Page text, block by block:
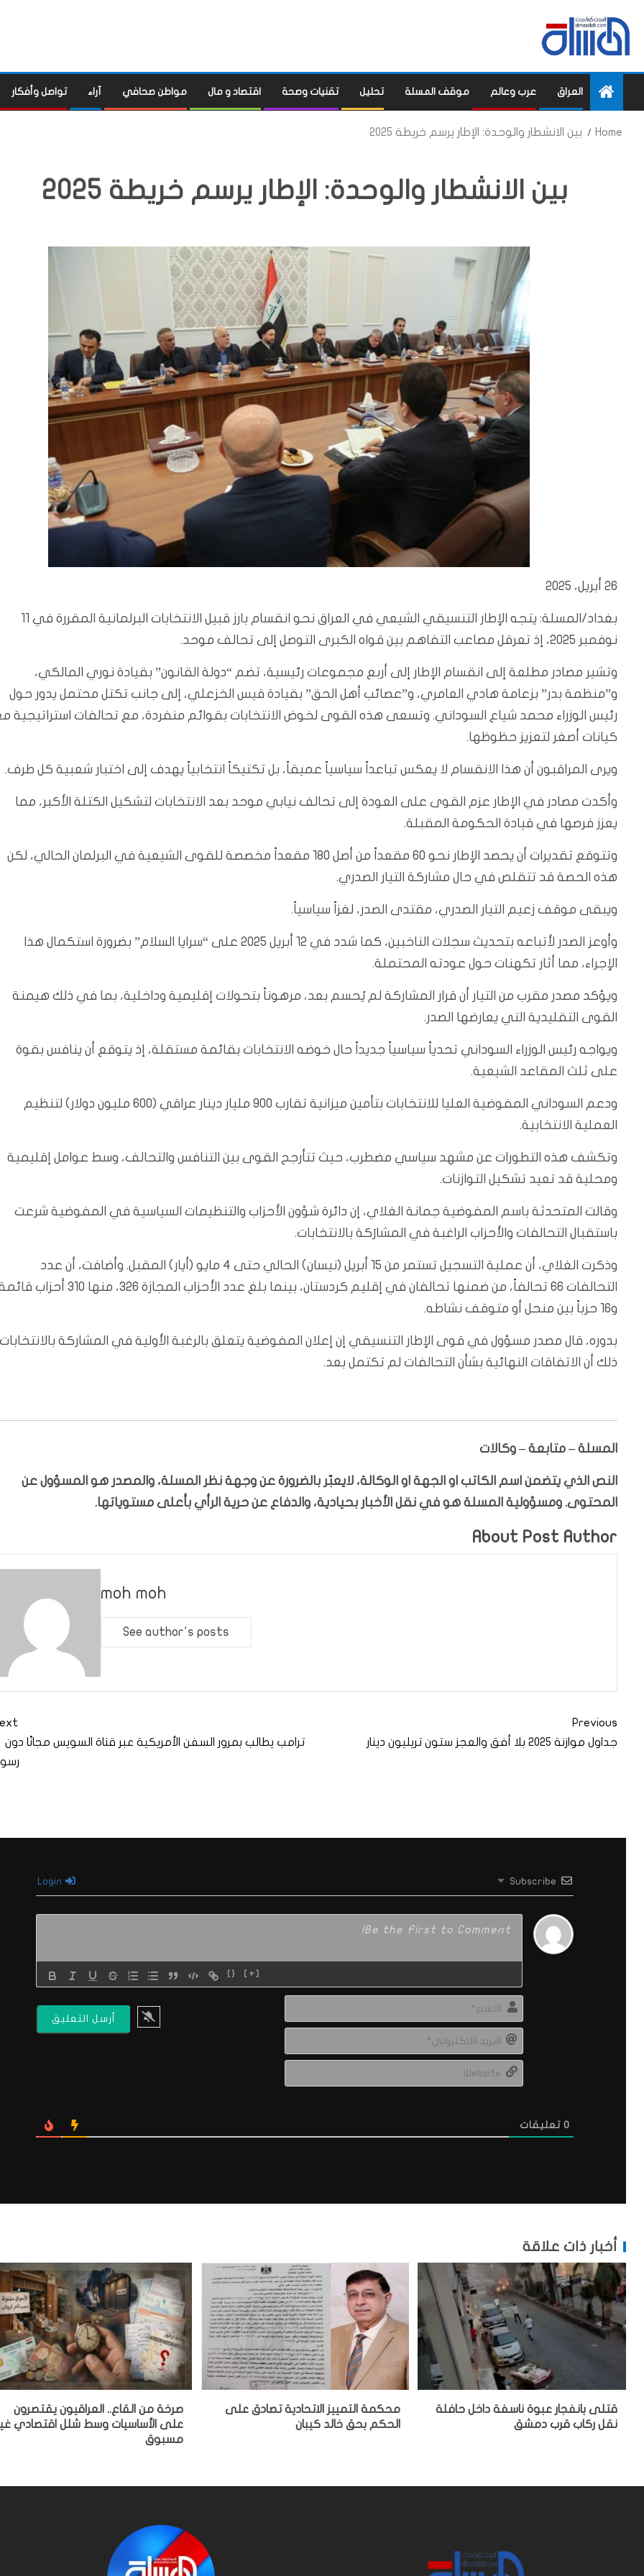
العراق عرب وعالم موقف المسلة تحليل تقنيات وصحة اقتصاد و مال مواطن صحافي آراء تواصل وأفكار
Home بين الانشطار والوحدة: الإطار يرسم خريطة 2025
بين الانشطار والوحدة: الإطار يرسم خريطة 2025
26 أبريل، 2025
بغداد/المسلة: يتجه الإطار التنسيقي الشيعي في العراق نحو انقسام بارز قبيل الانتخابات البرلمانية المقررة في 11
نوفمبر 2025، إذ تعرقل مصاعب التفاهم بين قواه الكبرى التوصل إلى تحالف موحد.
وتشير مصادر مطلعة إلى انقسام الإطار إلى أربع مجموعات رئيسية، تضم “دولة القانون” بقيادة نوري المالكي،
و”منظمة بدر” بزعامة هادي العامري، و”عصائب أهل الحق” بقيادة قيس الخزعلي، إلى جانب تكتل محتمل يدور حول
رئيس الوزراء محمد شياع السوداني. وتسعى هذه القوى لخوض الانتخابات بقوائم منفردة، مع تحالفات استراتيجية
كيانات أصغر لتعزيز حظوظها.
ويرى المراقبون أن هذا الانقسام لا يعكس تباعداً سياسياً عميقاً، بل تكتيكاً انتخابياً يهدف إلى اختبار شعبية كل طرف.
وأكدت مصادر في الإطار عزم القوى على العودة إلى تحالف نيابي موحد بعد الانتخابات لتشكيل الكتلة الأكبر، مما
يعزز فرصها في قيادة الحكومة المقبلة.
وتتوقع تقديرات أن يحصد الإطار نحو 60 مقعداً من أصل 180 مقعداً مخصصة للقوى الشيعية في البرلمان الحالي، لكن
هذه الحصة قد تتقلص في حال مشاركة التيار الصدري.
ويبقى موقف زعيم التيار الصدري، مقتدى الصدر، لغزاً سياسياً.
وأوعز الصدر لأتباعه بتحديث سجلات الناخبين، كما شدد في 12 أبريل 2025 على “سرايا السلام” بضرورة استكمال هذا
الإجراء، مما أثار تكهنات حول عودته المحتملة.
ويؤكد مصدر مقرب من التيار أن قرار المشاركة لم يُحسم بعد، مرهوناً بتحولات إقليمية وداخلية، بما في ذلك هيمنة
القوى التقليدية التي يعارضها الصدر.
ويواجه رئيس الوزراء السوداني تحدياً سياسياً جديداً حال خوضه الانتخابات بقائمة مستقلة، إذ يتوقع أن ينافس بقوة
على ثلث المقاعد الشيعية.
ودعم السوداني المفوضية العليا للانتخابات بتأمين ميزانية تقارب 900 مليار دينار عراقي (600 مليون دولار) لتنظيم
العملية الانتخابية.
وتكشف هذه التطورات عن مشهد سياسي مضطرب، حيث تتأرجح القوى بين التنافس والتحالف، وسط عوامل إقليمية
ومحلية قد تعيد تشكيل التوازنات.
وقالت المتحدثة باسم المفوضية جمانة الغلاي، إن دائرة شؤون الأحزاب والتنظيمات السياسية في المفوضية شرعت
باستقبال التحالفات والأحزاب الراغبة في المشارَكة بالانتخابات.
وذكرت الغلاي، أن عملية التسجيل تستمر من 15 أبريل (نيسان) الحالي حتى 4 مايو (أيار) المقبل. وأضافت، أن عدد
التحالفات 66 تحالفاً، من ضمنها تحالفان في إقليم كردستان، بينما بلغ عدد الأحزاب المجازة 326، منها 310
و16 حزباً بين منحل أو متوقف نشاطه.
بدوره، قال مصدر مسؤول في قوى الإطار التنسيقي إن إعلان المفوضية يتعلق بالرغبة الأولية في المشاركة
ذلك أن الاتفاقات النهائية بشأن التحالفات لم تكتمل بعد.
المسلة – متابعة – وكالات
النص الذي يتضمن اسم الكاتب او الجهة او الوكالة، لايعبّر بالضرورة عن وجهة نظر المسلة، والمصدر هو المسؤول عن
المحتوى. ومسؤولية المسلة هو في نقل الأخبار بحيادية، والدفاع عن حرية الرأي بأعلى مستوياتها.
About Post Author
moh moh
See author's posts
Previous
جداول موازنة 2025 بلا أفق والعجز ستون تريليون دينار
ترامب يطالب بمرور السفن الأمريكية عبر قناة السويس مجانًا دون
Subscribe
{} [+]
0 تعليقات
أخبار ذات علاقة
قتلى بانفجار عبوة ناسفة داخل حافلة
نقل ركاب قرب دمشق
محكمة التمييز الاتحادية تصادق على
الحكم بحق خالد كيبان
صرخة من القاع.. العراقيون يقتصرون
على الأساسيات وسط شلل اقتصادي
مسبوق